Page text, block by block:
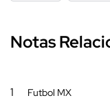
Notas
1 Futbol MX